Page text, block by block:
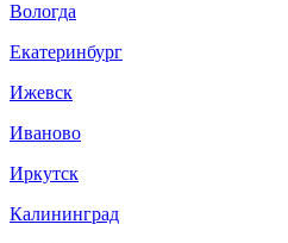
Вологда
Екатеринбург
Ижевск
Иваново
Иркутск
Калининград